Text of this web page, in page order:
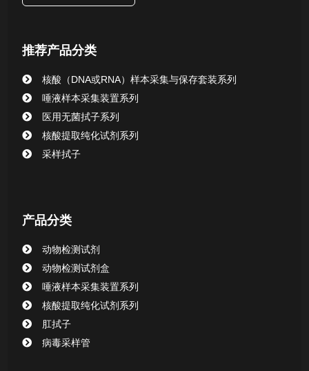
推荐产品分类
核酸（DNA或RNA）样本采集与保存套装系列
唾液样本采集装置系列
医用无菌拭子系列
核酸提取纯化试剂系列
采样拭子
产品分类
动物检测试剂
动物检测试剂盒
唾液样本采集装置系列
核酸提取纯化试剂系列
肛拭子
病毒采样管